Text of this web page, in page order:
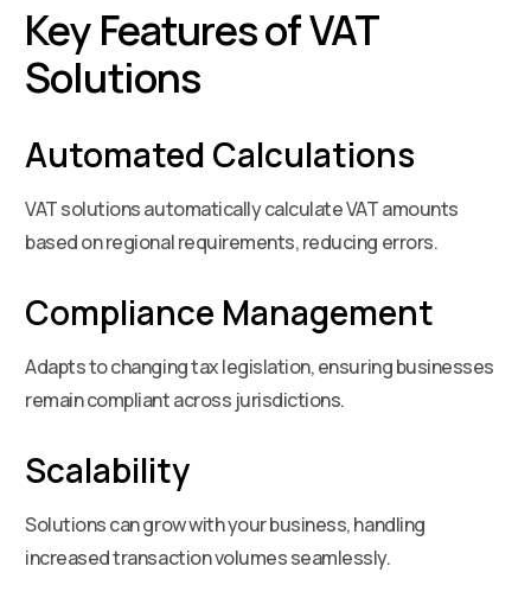
Key Features of VAT
Solutions
Automated Calculations
VAT solutions automatically calculate VAT amounts
based on regional requirements, reducing errors.
Compliance Management
Adapts to changing tax legislation, ensuring businesses
remain compliant across jurisdictions.
Scalability
Solutions can grow with your business, handling
increased transaction volumes seamlessly.